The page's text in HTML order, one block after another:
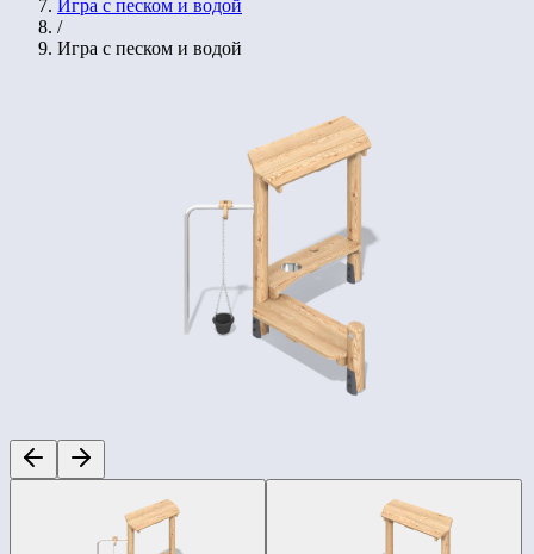
Игра с песком и водой
/
Игра с песком и водой